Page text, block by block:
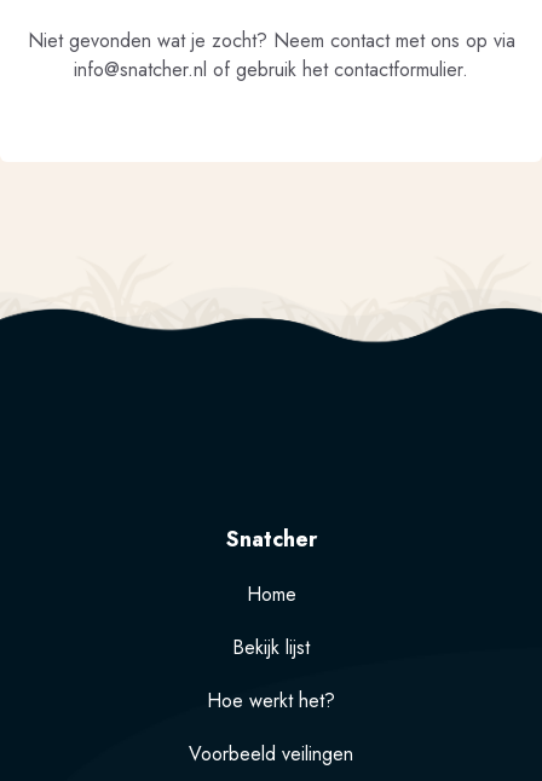
Niet gevonden wat je zocht? Neem contact met ons op via
info@snatcher.nl of gebruik het contactformulier.
Snatcher
Home
Bekijk lijst
Hoe werkt het?
Voorbeeld veilingen